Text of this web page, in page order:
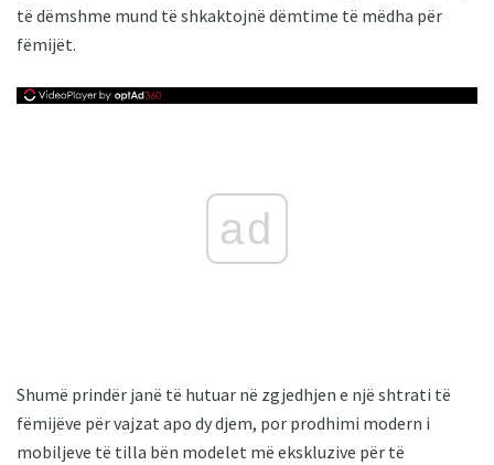
të dëmshme mund të shkaktojnë dëmtime të mëdha për
fëmijët.
ad
Shumë prindër janë të hutuar në zgjedhjen e një shtrati të
fëmijëve për vajzat apo dy djem, por prodhimi modern i
mobiljeve të tilla bën modelet më ekskluzive për të